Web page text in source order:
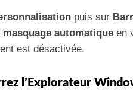
puis sur
masquage automatiqueen
est désactivée.
l’Explorateur